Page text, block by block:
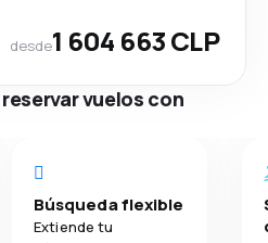
desde1 604 663 CLP
vuelos con
Búsqueda flexible
Extiende tu